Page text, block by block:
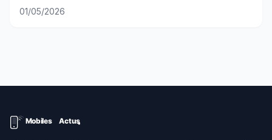
01/05/2026